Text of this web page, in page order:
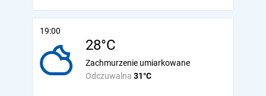
19:00
28°C
Odczuwalna 31°C
Zachmurzenie umiarkowane